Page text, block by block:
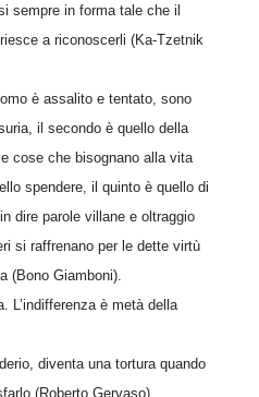
sempre in forma tale che il
a riconoscerli (Ka-Tzetnik
è assalito e tentato, sono
il secondo è quello della
cose che bisognano alla vita
spendere, il quinto è quello di
dire parole villane e oltraggio
si raffrenano per le dette virtù
(Bono Giamboni).
L’indifferenza è metà della
diventa una tortura quando
(Roberto Gervaso).